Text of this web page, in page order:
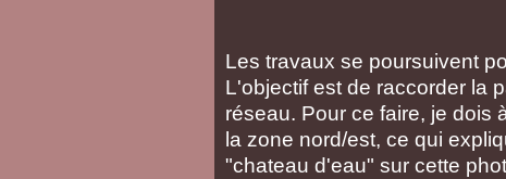
Les travaux se poursuivent
L'objectif est de raccorder la
réseau. Pour ce faire, je dois
la zone nord/est, ce qui
"chateau d'eau" sur cette